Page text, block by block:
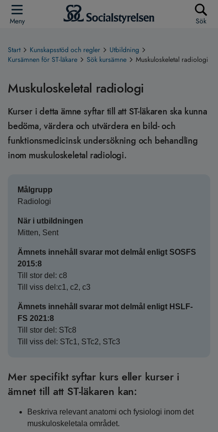
Meny Sök
Start Kunskapsstöd och regler
Utbildning
Kursämnen för ST-läkare
Sök kursämne Muskuloskeletal radiologi
Muskuloskeletal radiologi
Kurser i detta ämne syftar till att ST-läkaren ska kunna
bedöma, värdera och utvärdera en bild- och
funktionsmedicinsk undersökning och behandling
inom muskuloskeletal radiologi.
Målgrupp
Radiologi
När i utbildningen
Mitten, Sent
Ämnets innehåll svarar mot delmål enligt SOSFS
2015:8
Till stor del: c8
Till viss del:c1, c2, c3
Ämnets innehåll svarar mot delmål enligt HSLF-
FS 2021:8
Till stor del: STc8
Till viss del: STc1, STc2, STc3
Mer specifikt syftar kurs eller kurser i
ämnet till att ST-läkaren kan:
Beskriva relevant anatomi och fysiologi inom det
muskuloskeletala området.